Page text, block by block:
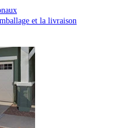
et la livraison